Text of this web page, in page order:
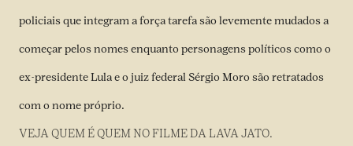
policiais que integram a força tarefa são levemente mudados a
começar pelos nomes enquanto personagens políticos como o
ex-presidente Lula e o juiz federal Sérgio Moro são retratados
com o nome próprio.
VEJA QUEM É QUEM NO FILME DA LAVA JATO.